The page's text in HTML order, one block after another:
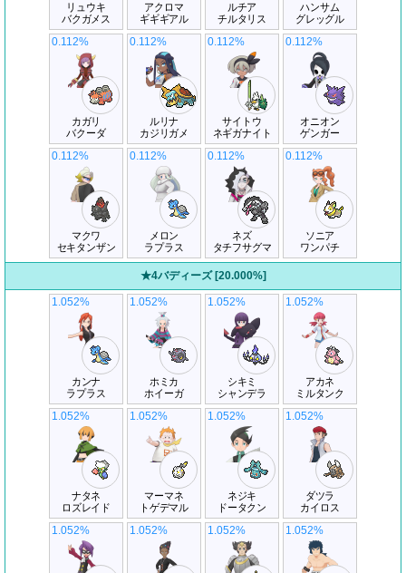
リュウキ
バクガメス
アクロマ
ギギギアル
ルチア
チルタリス
ハンサム
グレッグル
カガリ
バクーダ
0.112%
ルリナ
カジリガメ
0.112%
サイトウ
ネギガナイト
0.112%
オニオン
ゲンガー
0.112%
マクワ
セキタンザン
0.112%
メロン
ラプラス
0.112%
ネズ
タチフサグマ
0.112%
ソニア
ワンパチ
0.112%
★4バディーズ [20.000%]
カンナ
ラプラス
1.052%
ホミカ
ホイーガ
1.052%
シキミ
シャンデラ
1.052%
アカネ
ミルタンク
1.052%
ナタネ
ロズレイド
1.052%
マーマネ
トゲデマル
1.052%
ネジキ
ドータクン
1.052%
ダツラ
カイロス
1.052%
1.052% 1.052% 1.052% 1.052%